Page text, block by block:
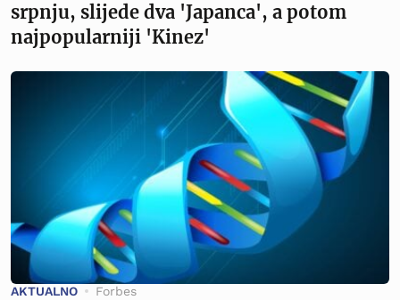
srpnju, slijede dva 'Japanca', a potom
najpopularniji 'Kinez'
AKTUALNO Forbes